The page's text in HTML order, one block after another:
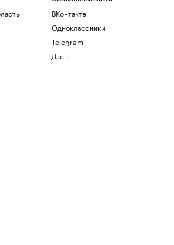
ВКонтакте
Одноклассники
Telegram
Дзен